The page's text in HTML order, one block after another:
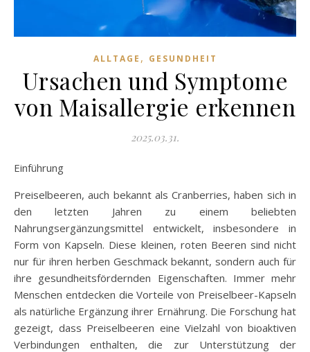
ALLTAGE , GESUNDHEIT
Ursachen und Symptome
von Maisallergie erkennen
2025.03.31.
Einführung
Preiselbeeren, auch bekannt als Cranberries, haben sich in
den letzten Jahren zu einem beliebten
Nahrungsergänzungsmittel entwickelt, insbesondere in
Form von Kapseln. Diese kleinen, roten Beeren sind nicht
nur für ihren herben Geschmack bekannt, sondern auch für
ihre gesundheitsfördernden Eigenschaften. Immer mehr
Menschen entdecken die Vorteile von Preiselbeer-Kapseln
als natürliche Ergänzung ihrer Ernährung. Die Forschung hat
gezeigt, dass Preiselbeeren eine Vielzahl von bioaktiven
Verbindungen enthalten, die zur Unterstützung der